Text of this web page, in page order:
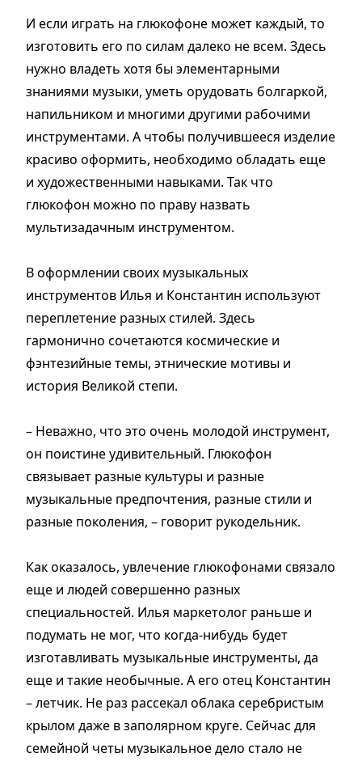
И если играть на глюкофоне может каждый, то
изготовить его по силам далеко не всем. Здесь
нужно владеть хотя бы элементарными
знаниями музыки, уметь орудовать болгаркой,
напильником и многими другими рабочими
инструментами. А чтобы получившееся изделие
красиво оформить, необходимо обладать еще
и художественными навыками. Так что
глюкофон можно по праву назвать
мультизадачным инструментом.
В оформлении своих музыкальных
инструментов Илья и Константин используют
переплетение разных стилей. Здесь
гармонично сочетаются космические и
фэнтезийные темы, этнические мотивы и
история Великой степи.
– Неважно, что это очень молодой инструмент,
он поистине удивительный. Глюкофон
связывает разные культуры и разные
музыкальные предпочтения, разные стили и
разные поколения, – говорит рукодельник.
Как оказалось, увлечение глюкофонами связало
еще и людей совершенно разных
специальностей. Илья маркетолог раньше и
подумать не мог, что когда-нибудь будет
изготавливать музыкальные инструменты, да
еще и такие необычные. А его отец Константин
– летчик. Не раз рассекал облака серебристым
крылом даже в заполярном круге. Сейчас для
семейной четы музыкальное дело стало не